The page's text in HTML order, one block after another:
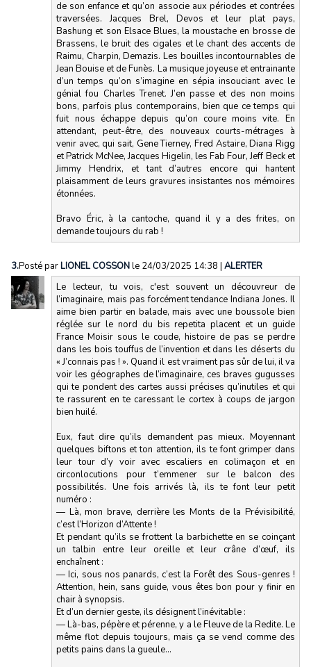
de son enfance et qu’on associe aux périodes et contrées
traversées. Jacques Brel, Devos et leur plat pays,
Bashung et son Elsace Blues, la moustache en brosse de
Brassens, le bruit des cigales et le chant des accents de
Raimu, Charpin, Demazis. Les bouilles incontournables de
Jean Bouise et de Funès. La musique joyeuse et entrainante
d’un temps qu’on s’imagine en sépia insouciant avec le
génial fou Charles Trenet. J’en passe et des non moins
bons, parfois plus contemporains, bien que ce temps qui
fuit nous échappe depuis qu’on coure moins vite. En
attendant, peut-être, des nouveaux courts-métrages à
venir avec, qui sait, Gene Tierney, Fred Astaire, Diana Rigg
et Patrick McNee, Jacques Higelin, les Fab Four, Jeff Beck et
Jimmy Hendrix, et tant d’autres encore qui hantent
plaisamment de leurs gravures insistantes nos mémoires
étonnées.
Bravo Éric, à la cantoche, quand il y a des frites, on
demande toujours du rab !
3.Posté parLIONEL COSSONle 24/03/2025 14:38 | ALERTER
Le lecteur, tu vois, c'est souvent un découvreur de
l’imaginaire, mais pas forcément tendance Indiana Jones. Il
aime bien partir en balade, mais avec une boussole bien
réglée sur le nord du bis repetita placent et un guide
France Moisir sous le coude, histoire de pas se perdre
dans les bois touffus de l’invention et dans les déserts du
« J’connais pas ! ». Quand il est vraiment pas sûr de lui, il va
voir les géographes de l’imaginaire, ces braves gugusses
qui te pondent des cartes aussi précises qu’inutiles et qui
te rassurent en te caressant le cortex à coups de jargon
bien huilé.
Eux, faut dire qu’ils demandent pas mieux. Moyennant
quelques biftons et ton attention, ils te font grimper dans
leur tour d’y voir avec escaliers en colimaçon et en
circonlocutions pour t’emmener sur le balcon des
possibilités. Une fois arrivés là, ils te font leur petit
numéro :
— Là, mon brave, derrière les Monts de la Prévisibilité,
c’est l’Horizon d’Attente !
Et pendant qu’ils se frottent la barbichette en se coinçant
un talbin entre leur oreille et leur crâne d’œuf, ils
enchaînent :
— Ici, sous nos panards, c’est la Forêt des Sous-genres !
Attention, hein, sans guide, vous êtes bon pour y finir en
chair à synopsis.
Et d’un dernier geste, ils désignent l’inévitable :
— Là-bas, pépère et pérenne, y a le Fleuve de la Redite. Le
même flot depuis toujours, mais ça se vend comme des
petits pains dans la gueule…